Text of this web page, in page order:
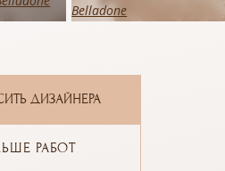
Belladone
ДИЗАЙНЕРА
РАБОТ